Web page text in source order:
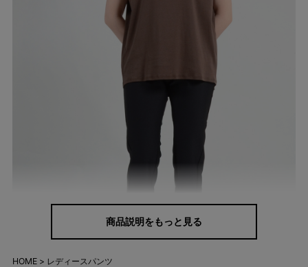
商品説明をもっと見る
HOME レディースパンツ